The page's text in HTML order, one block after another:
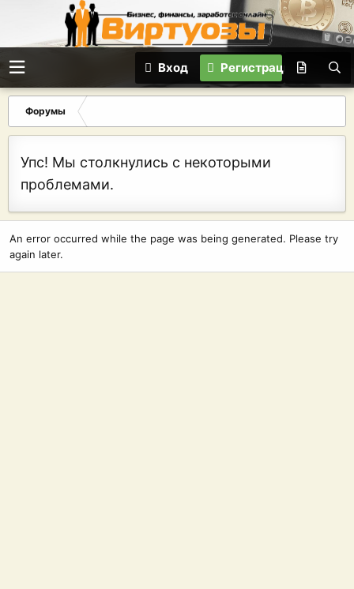
Вход Регистрация
Форумы
Упс! Мы столкнулись с некоторыми
проблемами.
An error occurred while the page was being generated. Please try
again later.